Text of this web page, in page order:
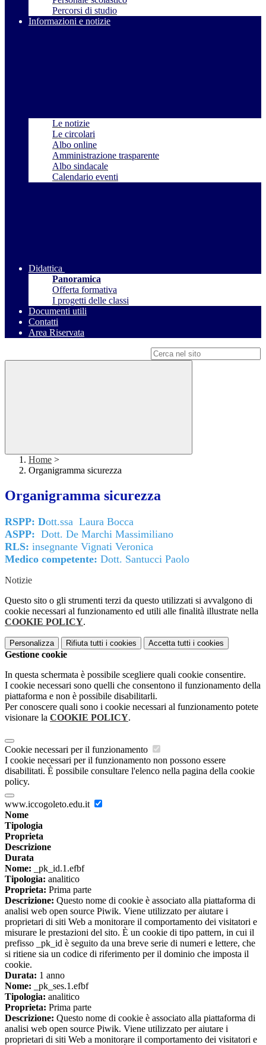
Percorsi di studio
Informazioni e notizie
Le notizie
Le circolari
Albo online
Amministrazione trasparente
Albo sindacale
Calendario eventi
Didattica
Panoramica
Offerta formativa
I progetti delle classi
Documenti utili
Contatti
Area Riservata
Home >
Organigramma sicurezza
Organigramma sicurezza
RSPP: Dott.ssa Laura Bocca
ASPP: Dott. De Marchi Massimiliano
RLS: insegnante Vignati Veronica
Medico competente: Dott. Santucci Paolo
Notizie
Questo sito o gli strumenti terzi da questo utilizzati si avvalgono di
cookie necessari al funzionamento ed utili alle finalità illustrate nella
COOKIE POLICY.
Personalizza Rifiuta tutti i cookies Accetta tutti i cookies
Gestione cookie
In questa schermata è possibile scegliere quali cookie consentire.
I cookie necessari sono quelli che consentono il funzionamento della
piattaforma e non è possibile disabilitarli.
Per conoscere quali sono i cookie necessari al funzionamento potete
visionare la COOKIE POLICY.
Cookie necessari per il funzionamento
I cookie necessari per il funzionamento non possono essere
disabilitati. È possibile consultare l'elenco nella pagina della cookie
policy.
www.iccogoleto.edu.it
Nome
Tipologia
Proprieta
Descrizione
Durata
Nome: _pk_id.1.efbf
Tipologia: analitico
Proprieta: Prima parte
Descrizione: Questo nome di cookie è associato alla piattaforma di
analisi web open source Piwik. Viene utilizzato per aiutare i
proprietari di siti Web a monitorare il comportamento dei visitatori e
misurare le prestazioni del sito. È un cookie di tipo pattern, in cui il
prefisso _pk_id è seguito da una breve serie di numeri e lettere, che
si ritiene sia un codice di riferimento per il dominio che imposta il
cookie.
Durata: 1 anno
Nome: _pk_ses.1.efbf
Tipologia: analitico
Proprieta: Prima parte
Descrizione: Questo nome di cookie è associato alla piattaforma di
analisi web open source Piwik. Viene utilizzato per aiutare i
proprietari di siti Web a monitorare il comportamento dei visitatori e